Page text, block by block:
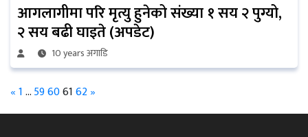
आगलागीमा परि मृत्यु हुनेको संख्या १ सय २ पुग्यो,
२ सय बढी घाइते (अपडेट)
10 years अगाडि
«1…59606162»